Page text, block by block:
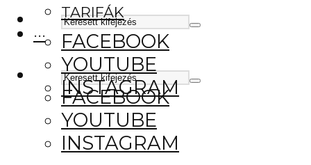
FACEBOOK
YOUTUBE
INSTAGRAM
TARIFÁK
···
FACEBOOK
YOUTUBE
INSTAGRAM